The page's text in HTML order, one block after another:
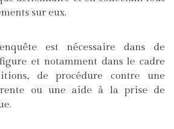
sur eux.
est nécessaire dans de
et notamment dans le cadre
de procédure contre une
ou une aide à la prise de